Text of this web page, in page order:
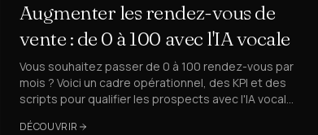
Augmenter les rendez-vous de
vente : de 0 à 100 avec l'IA vocale
Vous souhaitez passer de 0 à 100 rendez-vous par
mois ? Voici un cadre opérationnel, des KPI et des
scripts pour qualifier les prospects avec l'IA vocale,
DÉCOUVRIR